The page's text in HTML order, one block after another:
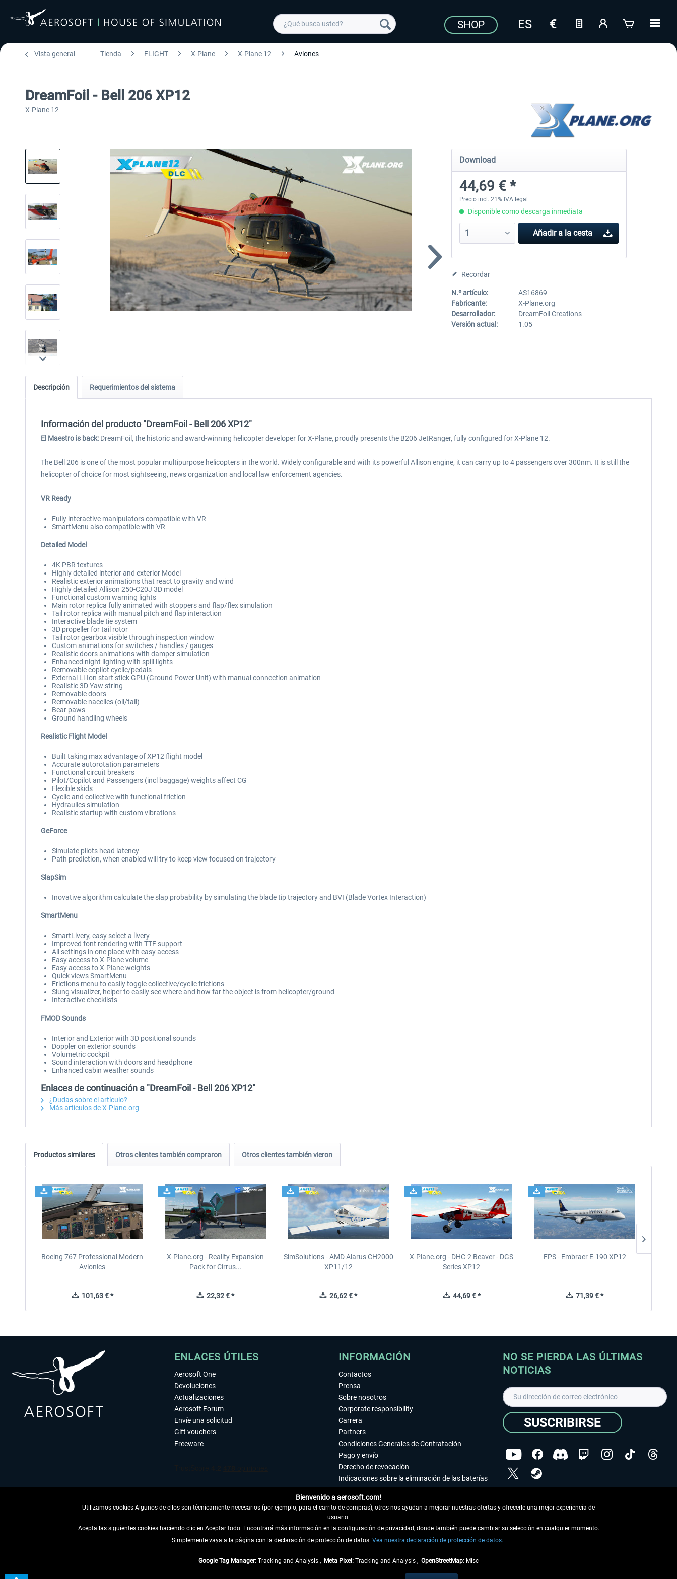
SHOP
Vista general Tienda FLIGHT X-Plane X-Plane 12 Aviones
DreamFoil - Bell 206 XP12
X-Plane 12
Download
44,69 € *
Precio incl. 21% IVA legal
Disponible como descarga inmediata
Añadir a la cesta
Recordar
N.º artículo:
AS16869
Fabricante:
X-Plane.org
Desarrollador:
DreamFoil Creations
Versión actual:
1.05
Descripción Requerimientos del sistema
Información del producto "DreamFoil - Bell 206 XP12"
El Maestro is back: DreamFoil, the historic and award-winning helicopter developer for X-Plane, proudly presents the B206 JetRanger, fully configured for X-Plane 12.
The Bell 206 is one of the most popular multipurpose helicopters in the world. Widely configurable and with its powerful Allison engine, it can carry up to 4 passengers over 300nm. It is still the
helicopter of choice for most sightseeing, news organization and local law enforcement agencies.
VR Ready
Fully interactive manipulators compatible with VR
SmartMenu also compatible with VR
Detailed Model
4K PBR textures
Highly detailed interior and exterior Model
Realistic exterior animations that react to gravity and wind
Highly detailed Allison 250-C20J 3D model
Functional custom warning lights
Main rotor replica fully animated with stoppers and flap/flex simulation
Tail rotor replica with manual pitch and flap interaction
Interactive blade tie system
3D propeller for tail rotor
Tail rotor gearbox visible through inspection window
Custom animations for switches / handles / gauges
Realistic doors animations with damper simulation
Enhanced night lighting with spill lights
Removable copilot cyclic/pedals
External Li-Ion start stick GPU (Ground Power Unit) with manual connection animation
Realistic 3D Yaw string
Removable doors
Removable nacelles (oil/tail)
Bear paws
Ground handling wheels
Realistic Flight Model
Built taking max advantage of XP12 flight model
Accurate autorotation parameters
Functional circuit breakers
Pilot/Copilot and Passengers (incl baggage) weights affect CG
Flexible skids
Cyclic and collective with functional friction
Hydraulics simulation
Realistic startup with custom vibrations
GeForce
Simulate pilots head latency
Path prediction, when enabled will try to keep view focused on trajectory
SlapSim
Inovative algorithm calculate the slap probability by simulating the blade tip trajectory and BVI (Blade Vortex Interaction)
SmartMenu
SmartLivery, easy select a livery
Improved font rendering with TTF support
All settings in one place with easy access
Easy access to X-Plane volume
Easy access to X-Plane weights
Quick views SmartMenu
Frictions menu to easily toggle collective/cyclic frictions
Slung visualizer, helper to easily see where and how far the object is from helicopter/ground
Interactive checklists
FMOD Sounds
Interior and Exterior with 3D positional sounds
Doppler on exterior sounds
Volumetric cockpit
Sound interaction with doors and headphone
Enhanced cabin weather sounds
Enlaces de continuación a "DreamFoil - Bell 206 XP12"
¿Dudas sobre el artículo?
Más artículos de X-Plane.org
Productos similares Otros clientes también compraron Otros clientes también vieron
Boeing 767 Professional Modern
Avionics
101,63 € *
X-Plane.org - Reality Expansion
Pack for Cirrus...
22,32 € *
SimSolutions - AMD Alarus CH2000
XP11/12
26,62 € *
X-Plane.org - DHC-2 Beaver - DGS
Series XP12
44,69 € *
FPS - Embraer E-190 XP12
71,39 € *
ENLACES ÚTILES
Aerosoft One
Devoluciones
Actualizaciones
Aerosoft Forum
Envíe una solicitud
Gift vouchers
Freeware
DESISTIR DEL CONTRATO
INFORMACIÓN
Contactos
Prensa
Sobre nosotros
Corporate responsibility
Carrera
Partners
Condiciones Generales de Contratación
Pago y envío
Derecho de revocación
Indicaciones sobre la eliminación de las baterías
Accesibilidad
Aviso legal
NO SE PIERDA LAS ÚLTIMAS
NOTICIAS
SUSCRIBIRSE
Copyright © Aerosoft GmbH - Todos los derechos
así como las posibles tasas de recepción si no se describe lo contrario
Bienvenido a aerosoft.com!
Utilizamos cookies Algunos de ellos son técnicamente necesarios (por ejemplo, para el carrito de compras), otros nos ayudan a mejorar nuestras ofertas y ofrecerle una mejor experiencia de
usuario.
Acepta las siguientes cookies haciendo clic en Aceptar todo. Encontrará más información en la configuración de privacidad, donde también puede cambiar su selección en cualquier momento.
Simplemente vaya a la página con la declaración de protección de datos. Vea nuestra declaración de protección de datos.
Google Tag Manager: Tracking and Analysis , Meta Pixel: Tracking and Analysis , OpenStreetMap: Misc